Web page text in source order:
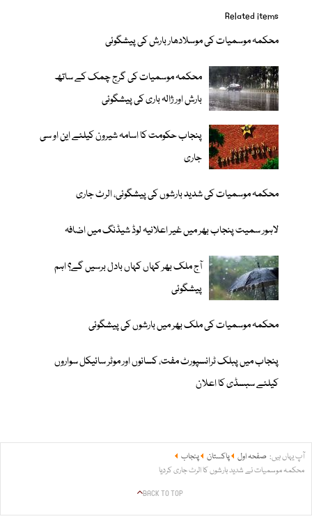
Related items
محکمہ موسمیات کی موسلادھار بارش کی پیشگوئی
محکمہ موسمیات کی گرج چمک کے ساتھ
بارش اور ژالہ باری کی پیشگوئی
پنجاب حکومت کا اسامہ شیرون کیلئے این او سی
جاری
محکمہ موسمیات کی شدید بارشوں کی پیشگوئی، الرٹ جاری
لاہور سمیت پنجاب بھر میں غیر اعلانیہ لوڈ شیڈنگ میں اضافہ
آج ملک بھر کہاں کہاں بادل برسیں گے؟ اہم
پیشگوئی
محکمہ موسمیات کی ملک بھر میں بارشوں کی پیشگوئی
پنجاب میں پبلک ٹرانسپورٹ مفت، کسانوں اور موٹر سائیکل سواروں
کیلئے سبسڈی کا اعلان
آپ یہاں ہیں: صفحہ اول پاکستان
پنجاب
محکمہ موسمیات نے شدید بارشوں کا الرٹ جاری کردیا
BACK TO TOP